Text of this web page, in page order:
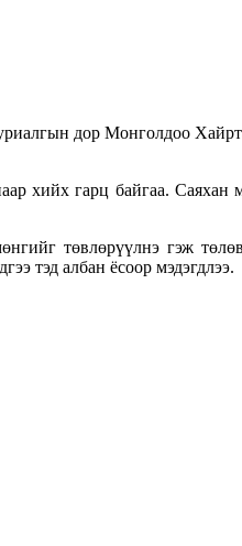
дор Монголдоо
хийх гарц байгаа. Саяхан
төвлөрүүлнэ гэж
тэд албан ёсоор мэдэгдлээ.